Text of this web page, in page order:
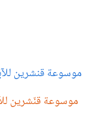
موسوعة قنشرين
موسوعة قنّشرين